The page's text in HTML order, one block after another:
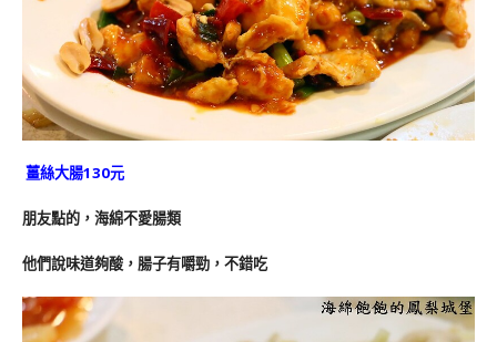
薑絲大腸130元
朋友點的，海綿不愛腸類
他們說味道夠酸，腸子有嚼勁，不錯吃